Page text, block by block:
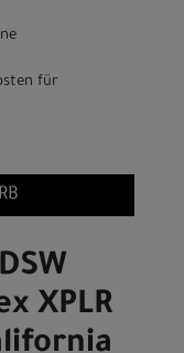
für
XPLR